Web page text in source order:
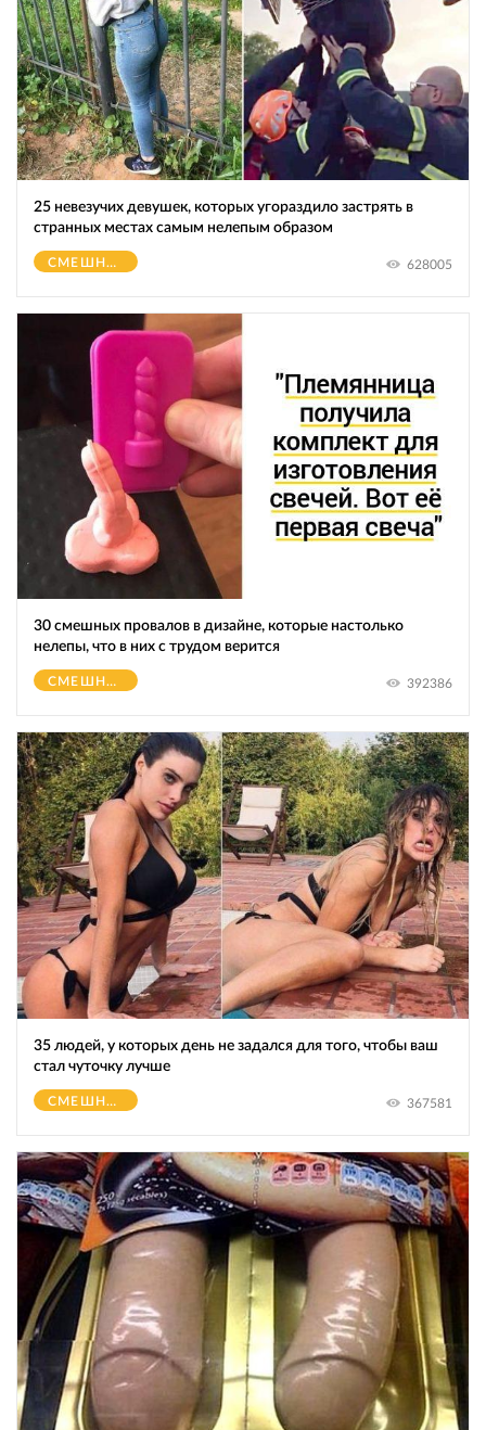
25 невезучих девушек, которых угораздило застрять в
странных местах самым нелепым образом
СМЕШНОЕ 628005
30 смешных провалов в дизайне, которые настолько
нелепы, что в них с трудом верится
СМЕШНОЕ 392386
35 людей, у которых день не задался для того, чтобы ваш
стал чуточку лучше
СМЕШНОЕ 367581